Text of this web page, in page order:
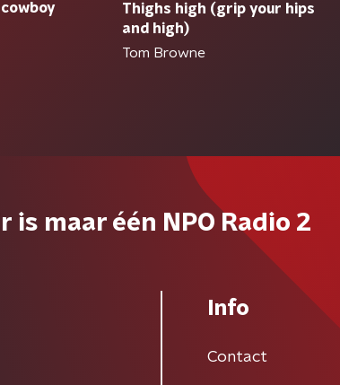
cowboy
Thighs high (grip your hips
and high)
Tom Browne
is maar één NPO Radio 2
Info
Contact